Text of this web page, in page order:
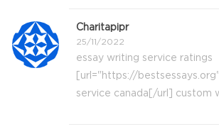
Charitapipr
25/11/2022
essay writing service ratings
[url="https://
service canada[/url] custom